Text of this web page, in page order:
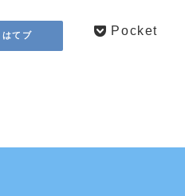
はてブ Pocket